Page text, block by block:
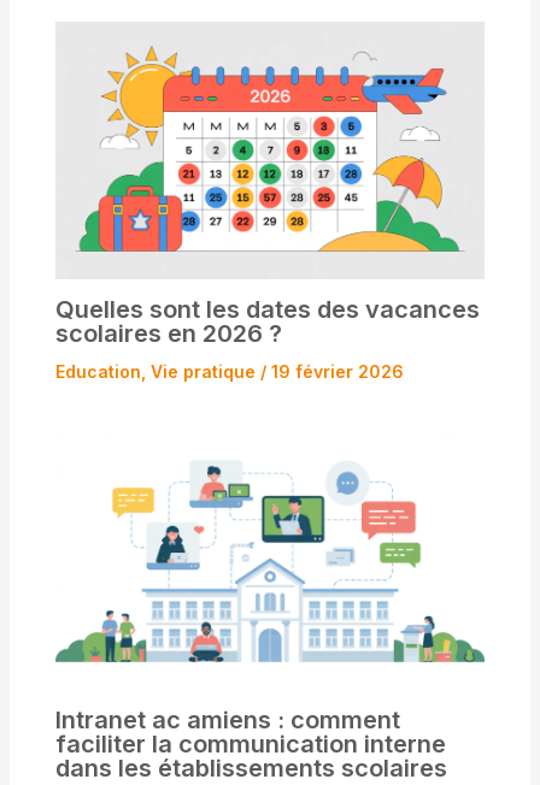
Quelles sont les dates des vacances
scolaires en 2026 ?
Education Vie pratique / 19 février 2026
Intranet ac amiens : comment
faciliter la communication interne
dans les établissements scolaires